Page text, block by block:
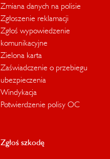
Zmiana danych na polisie
Zgłoszenie reklamacji
Zgłoś wypowiedzenie
komunikacyjne
Zielona karta
Zaświadczenie o przebiegu
ubezpieczenia
Windykacja
Potwierdzenie polisy OC
Zgłoś szkodę